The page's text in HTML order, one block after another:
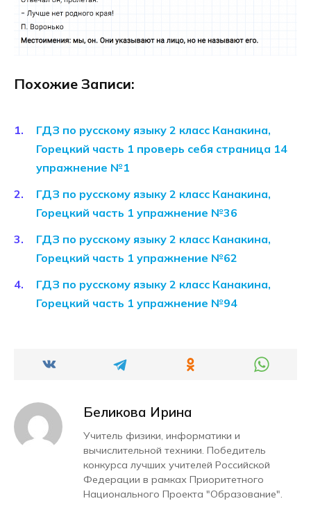
Похожие Записи:
ГДЗ по русскому языку 2 класс Канакина,
Горецкий часть 1 проверь себя страница 14
упражнение №1
ГДЗ по русскому языку 2 класс Канакина,
Горецкий часть 1 упражнение №36
ГДЗ по русскому языку 2 класс Канакина,
Горецкий часть 1 упражнение №62
ГДЗ по русскому языку 2 класс Канакина,
Горецкий часть 1 упражнение №94
Беликова Ирина
Учитель физики, информатики и
вычислительной техники. Победитель
конкурса лучших учителей Российской
Федерации в рамках Приоритетного
Национального Проекта "Образование".